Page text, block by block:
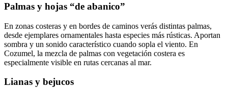
Palmas y hojas “de abanico”
En zonas costeras y en bordes de caminos verás distintas palmas,
desde ejemplares ornamentales hasta especies más rústicas. Aportan
sombra y un sonido característico cuando sopla el viento. En
Cozumel, la mezcla de palmas con vegetación costera es
especialmente visible en rutas cercanas al mar.
Lianas y bejucos